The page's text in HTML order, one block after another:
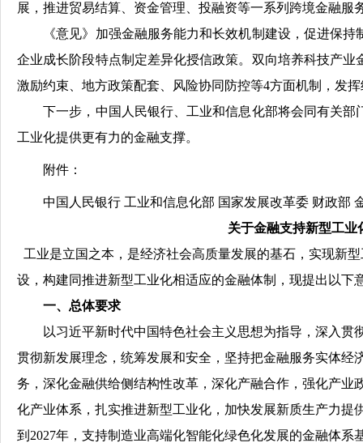
展，推进贸易结算、资金管理、投融资等一系列跨境金融
《意见》加强金融服务能力和长效机制建设，促进保持
企业成长阶段特点制定差异化授信政策。双向培养科技产
激励约束、地方政策配套、风险协同防控等4方面机制，发
下一步，中国人民银行、工业和信息化部将会同有关部
工业化提供更有力的金融支撑。
附件：
中国人民银行 工业和信息化部 国家发展改革委 财政部
关于金融支持新型工业
工业是立国之本，是经济社会高质量发展的基石，实现新
设，构建同推进新型工业化相适应的金融体制，现提出以下
一、总体要求
以习近平新时代中国特色社会主义思想为指导，深入贯
贯彻新发展理念，统筹发展和安全，坚持把金融服务实体
务，深化金融供给侧结构性改革，深化产融合作，强化产
化产业体系，扎实推进新型工业化，加快发展新质生产力
到2027年，支持制造业高端化智能化绿色化发展的金融体